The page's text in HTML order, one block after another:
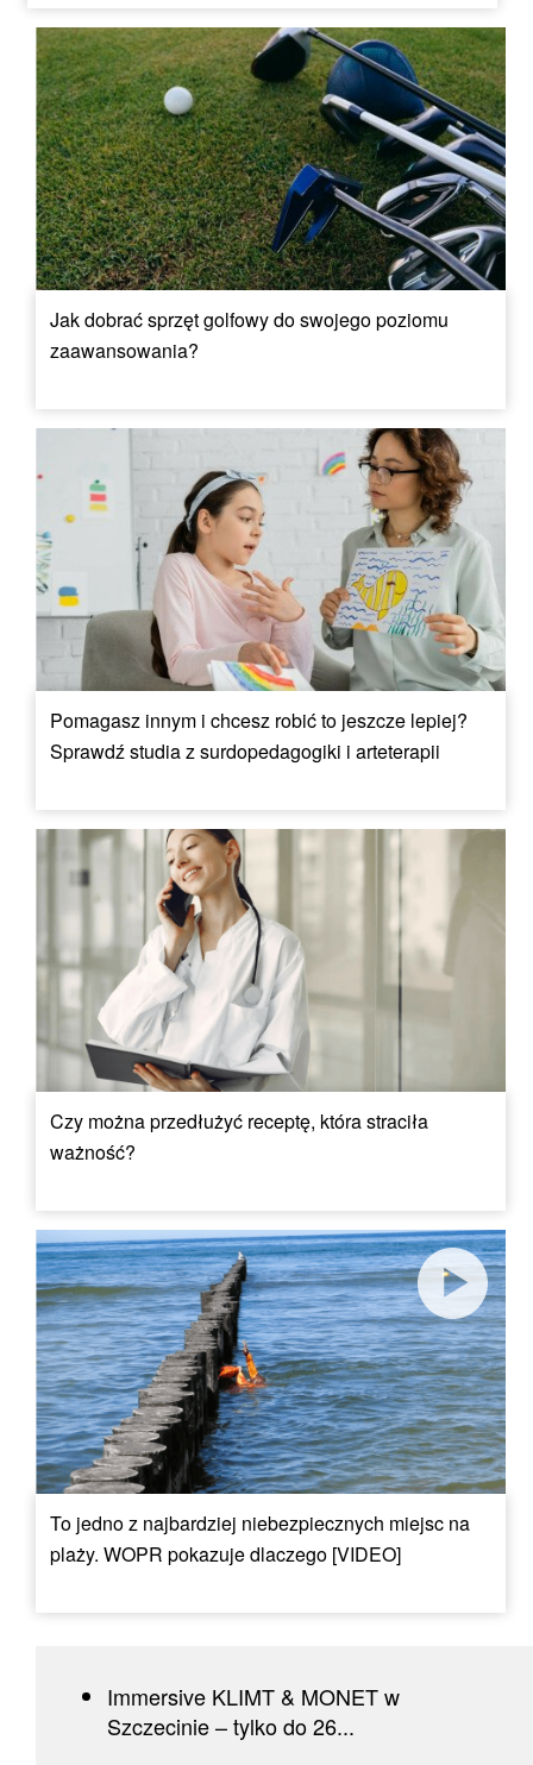
Jak dobrać sprzęt golfowy do swojego poziomu
zaawansowania?
Pomagasz innym i chcesz robić to jeszcze lepiej?
Sprawdź studia z surdopedagogiki i arteterapii
Czy można przedłużyć receptę, która straciła
ważność?
To jedno z najbardziej niebezpiecznych miejsc na
plaży. WOPR pokazuje dlaczego [VIDEO]
Immersive KLIMT & MONET w
Szczecinie – tylko do 26...